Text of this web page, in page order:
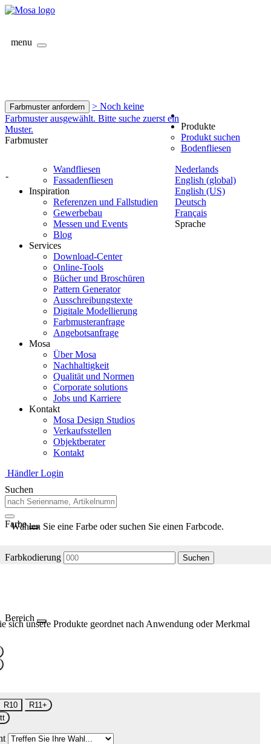
menu
Farbmuster anfordern
> Noch keine
Farbmuster ausgewählt. Bitte suche zuerst ein
Muster.
Farbmuster
-
Nederlands
English (global)
English (US)
Deutsch
Français
Sprache
Produkte
Produkt suchen
Bodenfliesen
Wandfliesen
Fassadenfliesen
Inspiration
Referenzen und Fallstudien
Gewerbebau
Messen und Events
Blog
Services
Download-Center
Online-Tools
Bücher und Broschüren
Pattern Generator
Ausschreibungstexte
Digitale Modellierung
Farbmusteranfrage
Angebotsanfrage
Mosa
Über Mosa
Nachhaltigkeit
Qualität und Normen
Corporate solutions
Jobs und Karriere
Kontakt
Mosa Design Studios
Verkaufsstellen
Objektberater
Kontakt
Händler Login
Suchen
Farbe
Wählen Sie eine Farbe oder suchen Sie einen Farbcode.
Farbkodierung Suchen
Bereich
sich unsere Produkte geordnet nach Anwendung oder Merkmal
R10
R11+